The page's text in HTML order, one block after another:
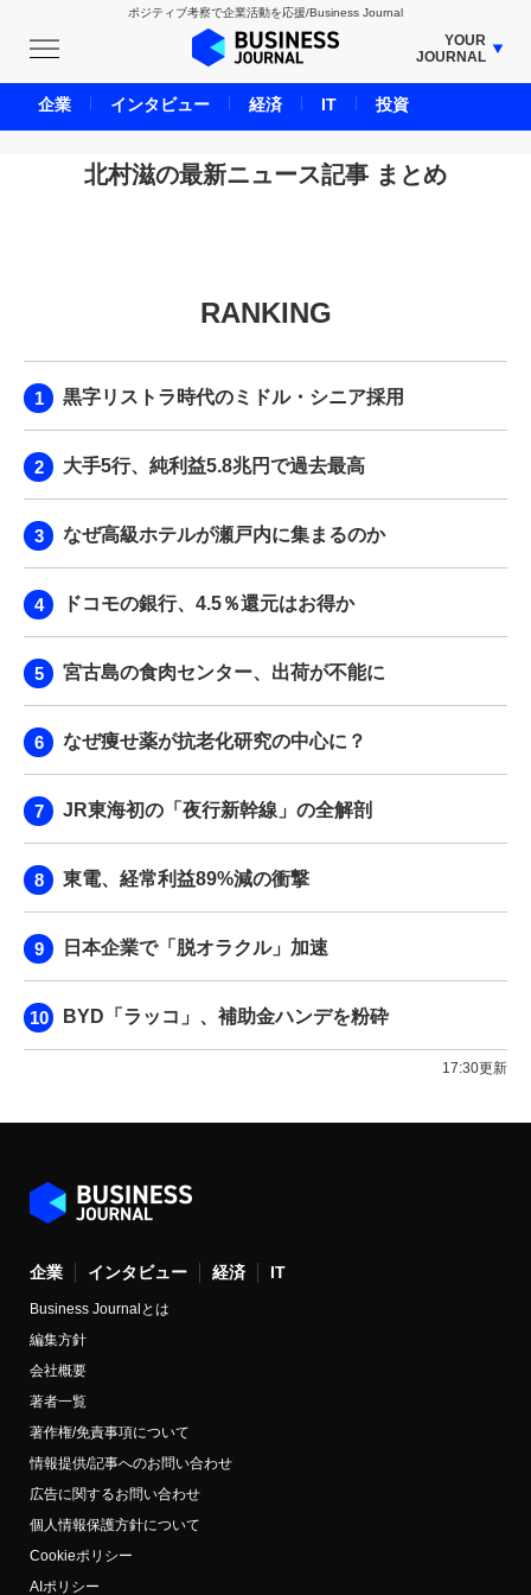
ポジティブ考察で企業活動を応援/Business Journal
YOUR
JOURNAL
BUSINESS JOURNAL
UNICORN JOURNAL
CARBON CREDITS JOURNAL
LIFE ENDING JOURNAL
BPaaS JOURNAL
北村滋の最新ニュース記事 まとめ
RANKING
黒字リストラ時代のミドル・シニア採用
大手5行、純利益5.8兆円で過去最高
なぜ高級ホテルが瀬戸内に集まるのか
ドコモの銀行、4.5％還元はお得か
宮古島の食肉センター、出荷が不能に
なぜ痩せ薬が抗老化研究の中心に？
JR東海初の「夜行新幹線」の全解剖
東電、経常利益89%減の衝撃
日本企業で「脱オラクル」加速
BYD「ラッコ」、補助金ハンデを粉砕
17:30更新
企業 インタビュー 経済 IT
Business Journalとは
編集方針
会社概要
著者一覧
著作権/免責事項について
情報提供/記事へのお問い合わせ
広告に関するお問い合わせ
個人情報保護方針について
Cookieポリシー
AIポリシー
企業 インタビュー 経済 IT 投資